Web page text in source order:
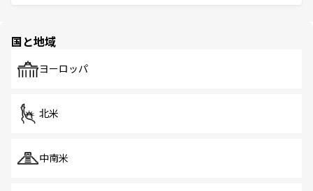
で、ホーカーズは地元の風情を楽しめる外せないスポット
国と地域
ヨーロッパ
北米
中南米